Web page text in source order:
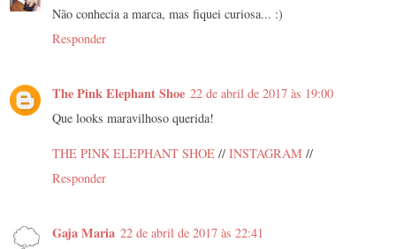
Não conhecia a marca, mas fiquei curiosa... :)
Responder
The Pink Elephant Shoe 22 de abril de 2017 às 19:00
Que looks maravilhoso querida!
THE PINK ELEPHANT SHOE // INSTAGRAM //
Responder
Gaja Maria 22 de abril de 2017 às 22:41